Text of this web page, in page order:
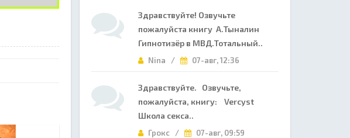
Здравствуйте! Озвучьте
пожалуйста книгу А.Тыналин
Гипнотизёр в МВД.Тотальный..
Nina / 07-авг, 12:36
Здравствуйте. Озвучьте,
пожалуйста, книгу: Vercyst
Школа секса..
Грокс / 07-авг, 09:59